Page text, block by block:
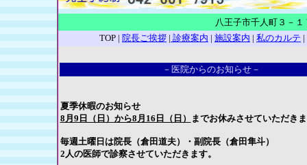
八王子市千人町３－
TOP | 院長ご挨拶 | 診療案内 | 施設案内 | 私のカルテ |
－医院からのお知らせ－
夏季休暇のお知らせ
8月9日（日）から8月16日（日）
までお休みさせていただき
毎週土曜日は院長（倉田道夫）・副院長（倉田隼斗）
2人の医師で診察させていただきます。